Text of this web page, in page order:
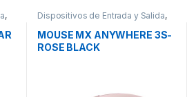
,
Dispositivos de Entrada y Salida,
Mouse
MOUSE MX ANYWHERE 3S-
ROSE BLACK